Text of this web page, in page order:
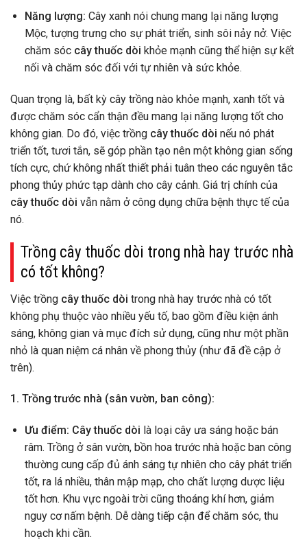
Năng lượng: Cây xanh nói chung mang lại năng lượng
Mộc, tượng trưng cho sự phát triển, sinh sôi nảy nở. Việc
chăm sóc cây thuốc dòi khỏe mạnh cũng thể hiện sự kết
nối và chăm sóc đối với tự nhiên và sức khỏe.
Quan trọng là, bất kỳ cây trồng nào khỏe mạnh, xanh tốt và
được chăm sóc cẩn thận đều mang lại năng lượng tốt cho
không gian. Do đó, việc trồng cây thuốc dòi nếu nó phát
triển tốt, tươi tắn, sẽ góp phần tạo nên một không gian sống
tích cực, chứ không nhất thiết phải tuân theo các nguyên tắc
phong thủy phức tạp dành cho cây cảnh. Giá trị chính của
cây thuốc dòi vẫn nằm ở công dụng chữa bệnh thực tế của
nó.
Trồng cây thuốc dòi trong nhà hay trước nhà
có tốt không?
Việc trồng cây thuốc dòi trong nhà hay trước nhà có tốt
không phụ thuộc vào nhiều yếu tố, bao gồm điều kiện ánh
sáng, không gian và mục đích sử dụng, cũng như một phần
nhỏ là quan niệm cá nhân về phong thủy (như đã đề cập ở
trên).
1. Trồng trước nhà (sân vườn, ban công):
Ưu điểm: Cây thuốc dòi là loại cây ưa sáng hoặc bán
râm. Trồng ở sân vườn, bồn hoa trước nhà hoặc ban công
thường cung cấp đủ ánh sáng tự nhiên cho cây phát triển
tốt, ra lá nhiều, thân mập mạp, cho chất lượng dược liệu
tốt hơn. Khu vực ngoài trời cũng thoáng khí hơn, giảm
nguy cơ nấm bệnh. Dễ dàng tiếp cận để chăm sóc, thu
hoạch khi cần.